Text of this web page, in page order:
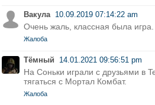
Вакула 10.09.2019 07:14:22 am
Очень жаль, классная была игра.
Жалоба
Тёмный 14.01.2021 09:56:51 pm
На Соньки играли с друзьями в
тягаться с Мортал Комбат.
Жалоба